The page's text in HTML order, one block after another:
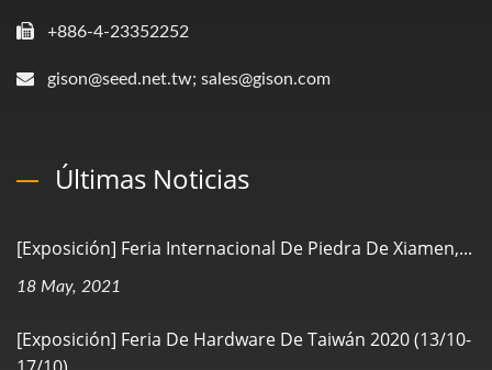
+886-4-23352252
gison@seed.net.tw; sales@gison.com
Últimas Noticias
[Exposición] Feria Internacional De Piedra De Xiamen,...
18 May, 2021
[Exposición] Feria De Hardware De Taiwán 2020 (13/10-